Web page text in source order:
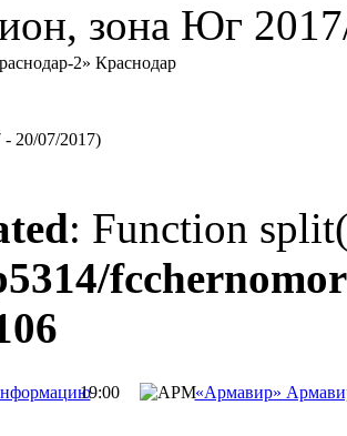
зона Юг
2» Краснодар
- 20/07/2017)
: Function
19:00
«Армавир»